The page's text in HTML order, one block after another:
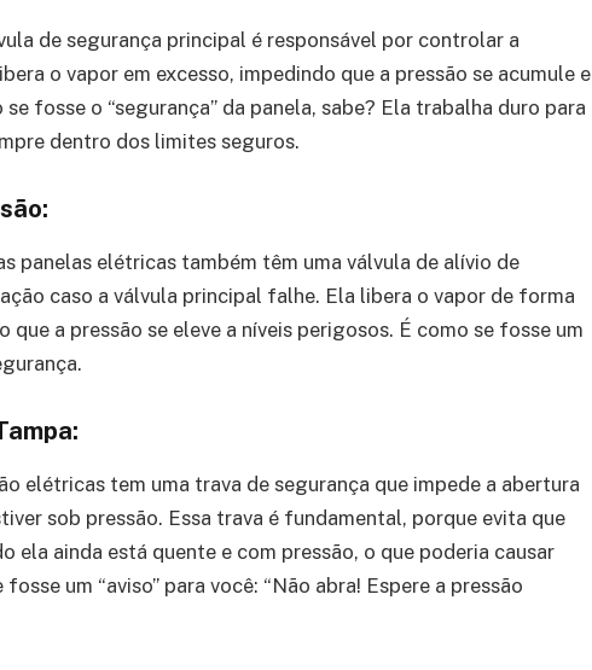
de segurança principal é responsável por controlar a
o vapor em excesso, impedindo que a pressão se acumule e
fosse o “segurança” da panela, sabe? Ela trabalha duro para
dentro dos limites seguros.
panelas elétricas também têm uma válvula de alívio de
caso a válvula principal falhe. Ela libera o vapor de forma
que a pressão se eleve a níveis perigosos. É como se fosse um
elétricas tem uma trava de segurança que impede a abertura
sob pressão. Essa trava é fundamental, porque evita que
ela ainda está quente e com pressão, o que poderia causar
um “aviso” para você: “Não abra! Espere a pressão